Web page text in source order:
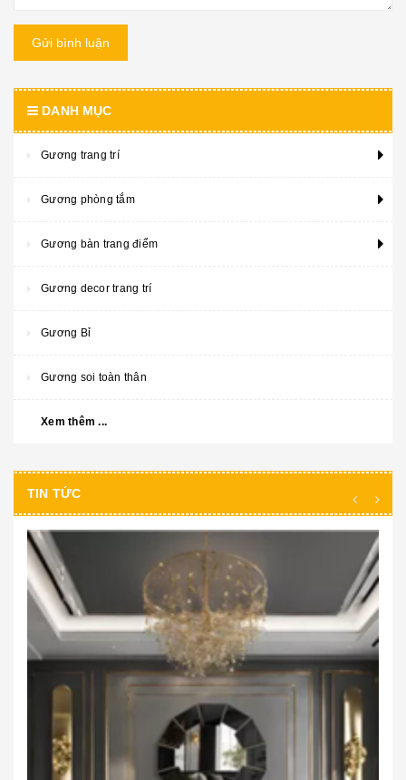
Gửi bình luận
DANH MỤC
Gương trang trí
Gương phòng tắm
Gương bàn trang điểm
Gương decor trang trí
Gương Bỉ
Gương soi toàn thân
Xem thêm ...
TIN TỨC